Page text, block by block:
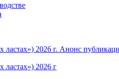
ластах») 2026 г. Анонс
ластах») 2026 г